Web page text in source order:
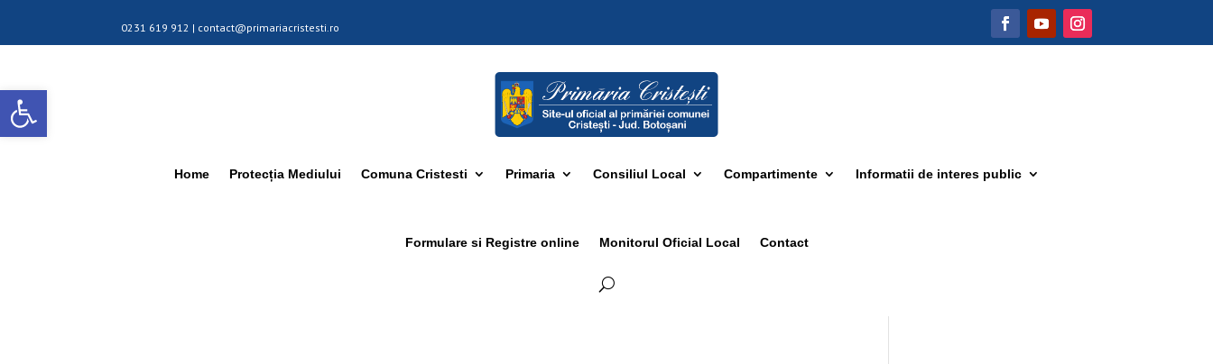
Deschide bara de unelte
0231 619 912 | contact@primariacristesti.ro
Home Protecția Mediului Comuna Cristesti Primaria Consiliul Local Compartimente Informatii de interes public
Formulare si Registre online Monitorul Oficial Local Contact